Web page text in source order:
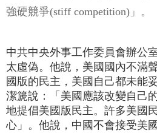
強硬競爭(stiff competition)」。
中共中央外事工作委員會辦公
太虛偽。他說，美國國內不滿
國版的民主，美國自己都未能
潔篪說：「美國應該改變自己
地提倡美國版民主。許多美國
心」。他說，中國不會接受美